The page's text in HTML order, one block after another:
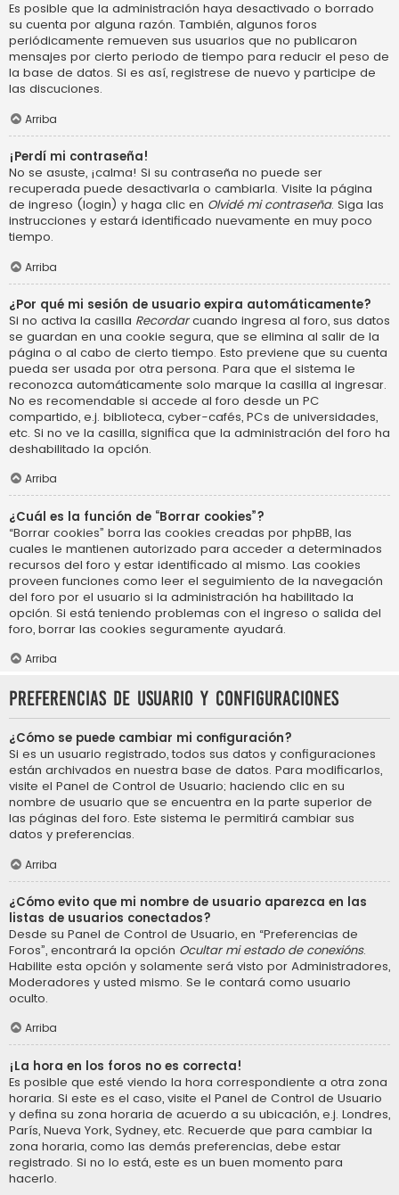
Es posible que la administración haya desactivado o borrado
su cuenta por alguna razón. También, algunos foros
periódicamente remueven sus usuarios que no publicaron
mensajes por cierto periodo de tiempo para reducir el peso de
la base de datos. Si es así, registrese de nuevo y participe de
las discuciones.
Arriba
¡Perdí mi contraseña!
No se asuste, ¡calma! Si su contraseña no puede ser
recuperada puede desactivarla o cambiarla. Visite la página
de ingreso (login) y haga clic en Olvidé mi contraseña. Siga las
instrucciones y estará identificado nuevamente en muy poco
tiempo.
Arriba
¿Por qué mi sesión de usuario expira automáticamente?
Si no activa la casilla Recordarcuando ingresa al foro, sus datos
se guardan en una cookie segura, que se elimina al salir de la
página o al cabo de cierto tiempo. Esto previene que su cuenta
pueda ser usada por otra persona. Para que el sistema le
reconozca automáticamente solo marque la casilla al ingresar.
No es recomendable si accede al foro desde un PC
compartido, e.j. biblioteca, cyber-cafés, PCs de universidades,
etc. Si no ve la casilla, significa que la administración del foro ha
deshabilitado la opción.
Arriba
¿Cuál es la función de “Borrar cookies”?
“Borrar cookies” borra las cookies creadas por phpBB, las
cuales le mantienen autorizado para acceder a determinados
recursos del foro y estar identificado al mismo. Las cookies
proveen funciones como leer el seguimiento de la navegación
del foro por el usuario si la administración ha habilitado la
opción. Si está teniendo problemas con el ingreso o salida del
foro, borrar las cookies seguramente ayudará.
Arriba
Preferencias de usuario y configuraciones
¿Cómo se puede cambiar mi configuración?
Si es un usuario registrado, todos sus datos y configuraciones
están archivados en nuestra base de datos. Para modificarlos,
visite el Panel de Control de Usuario; haciendo clic en su
nombre de usuario que se encuentra en la parte superior de
las páginas del foro. Este sistema le permitirá cambiar sus
datos y preferencias.
Arriba
¿Cómo evito que mi nombre de usuario aparezca en las
listas de usuarios conectados?
Desde su Panel de Control de Usuario, en “Preferencias de
Foros”, encontrará la opción Ocultar mi estado de conexións.
Habilite esta opción y solamente será visto por Administradores,
Moderadores y usted mismo. Se le contará como usuario
oculto.
Arriba
¡La hora en los foros no es correcta!
Es posible que esté viendo la hora correspondiente a otra zona
horaria. Si este es el caso, visite el Panel de Control de Usuario
y defina su zona horaria de acuerdo a su ubicación, e.j. Londres,
París, Nueva York, Sydney, etc. Recuerde que para cambiar la
zona horaria, como las demás preferencias, debe estar
registrado. Si no lo está, este es un buen momento para
hacerlo.